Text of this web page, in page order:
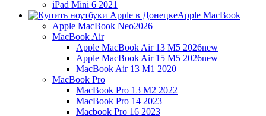
iPad Mini 6 2021
Apple MacBook
Apple MacBook Neo2026
MacBook Air
Apple MacBook Air 13 M5 2026new
Apple MacBook Air 15 M5 2026new
MacBook Air 13 M1 2020
MacBook Pro
MacBook Pro 13 M2 2022
MacBook Pro 14 2023
Macbook Pro 16 2023